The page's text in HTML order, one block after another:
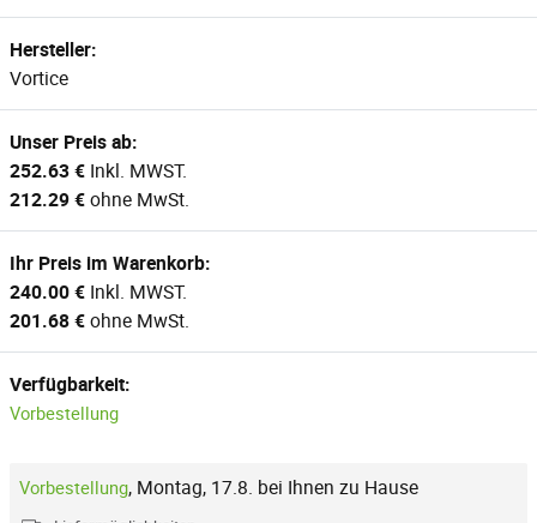
Hersteller:
Vortice
Unser Preis ab:
252.63 € Inkl. MWST.
212.29 €ohne MwSt.
Ihr Preis im Warenkorb:
240.00 € Inkl. MWST.
201.68 €ohne MwSt.
Verfügbarkeit:
Vorbestellung
Vorbestellung, Montag, 17.8. bei Ihnen zu Hause